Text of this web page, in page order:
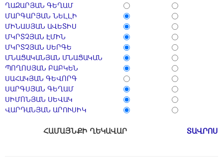
ՂԱԶԱՐՅԱՆ ԳԵՂԱՄ
ՄԱՐԳԱՐՅԱՆ ՆԵԼԼԻ
ՄԻՆԱՍՅԱՆ ԱՎԵՏԻՍ
ՄԿՐՏՉՅԱՆ ԷՄԻՆ
ՄԿՐՏՉՅԱՆ ՍԵՐԳԵ
ՄՆԱՑԱԿԱՆՅԱՆ ՄՆԱՑԱԿԱՆ
ՊՈՂՈՍՅԱՆ ԲԱԲԿԵՆ
ՍԱՀԱԿՅԱՆ ԳԵՎՈՐԳ
ՍԱՐԳՍՅԱՆ ԳԵՂԱՄ
ՍԻՄՈՆՅԱՆ ՍԵՎԱԿ
ՎԱՐԴԱՆՅԱՆ ԱՐՈՒՍԻԿ
ՀԱՄԱՅՆՔԻ ՂԵԿԱՎԱՐ ՏԱՎՐՈՍ